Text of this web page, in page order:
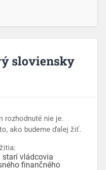
sloviensky
rozhodnuté nie je.
ako budeme ďalej žiť.
starí vládcovia
finančného